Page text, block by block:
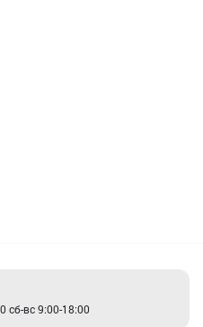
сб-вс 9:00-18:00